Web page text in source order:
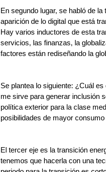
En segundo lugar, se habló de
aparición de lo digital que está
Hay varios inductores de esta
servicios, las finanzas, la
factores están rediseñando la
Se plantea lo siguiente: ¿Cuál
me sirve para generar inclusión
política exterior para la clase
posibilidades de mayor
El tercer eje es la transición
tenemos que hacerla con una